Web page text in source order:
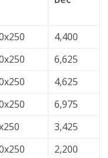
4,400
6,625
4,625
6,975
3,425
2,200